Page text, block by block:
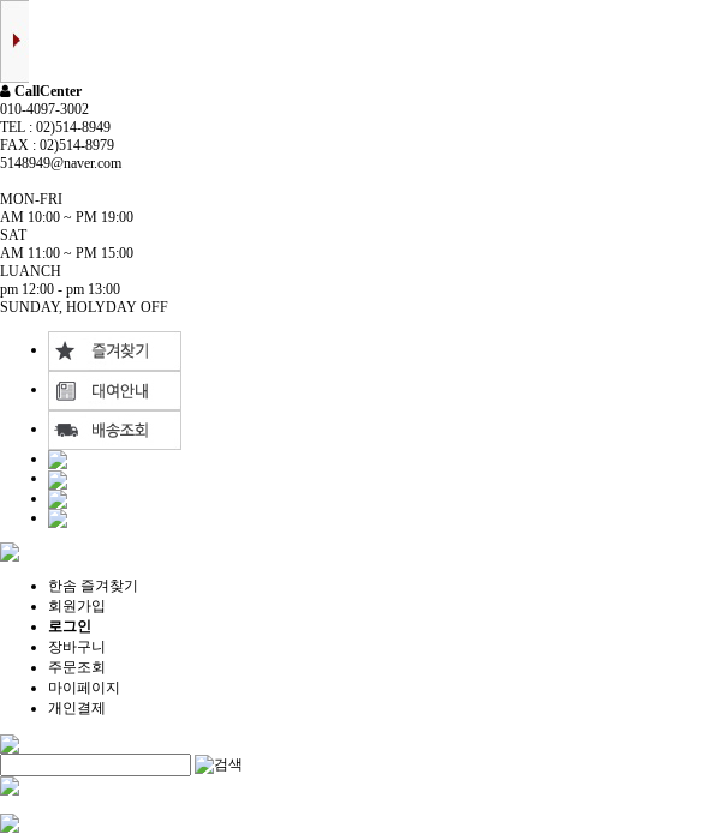
CallCenter
010-4097-3002
TEL : 02)514-8949
FAX : 02)514-8979
5148949@naver.com
MON-FRI
AM 10:00 ~ PM 19:00
SAT
AM 11:00 ~ PM 15:00
LUANCH
pm 12:00 - pm 13:00
SUNDAY, HOLYDAY OFF
한솜 즐겨찾기
회원가입
로그인
장바구니
주문조회
마이페이지
개인결제